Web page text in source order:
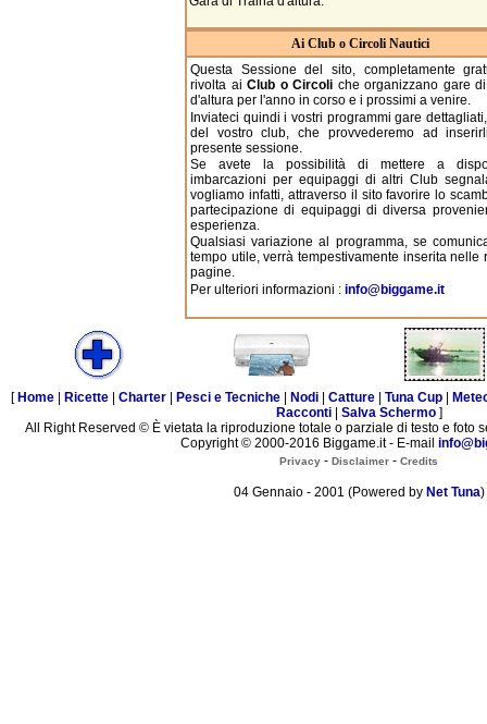
Ai Club o Circoli Nautici
Questa Sessione del sito, completamente
rivolta aiClub o Circoli che organizzano gare
d'altura per l'anno in corso e i prossimi a venire.
Inviateci quindi i vostri programmi gare
del vostro club, che provvederemo ad
presente sessione.
Se avete la possibilità di mettere a
imbarcazioni per equipaggi di altri Club
vogliamo infatti, attraverso il sito favorire lo
partecipazione di equipaggi di diversa
esperienza.
Qualsiasi variazione al programma, se
tempo utile, verrà tempestivamente inserita nelle
pagine.
Per ulteriori informazioni : info@biggame.it
[ Home Ricette Charter Pesci e Tecniche Nodi Catture Tuna Cup
Racconti| Salva Schermo]
All Right Reserved © È vietata la riproduzione totale o parziale di testo e foto
Copyright © 2000-2016 Biggame.it - E-mail
Privacy - Disclaimer - Credits
04 Gennaio - 2001 (Powered by Net Tuna)